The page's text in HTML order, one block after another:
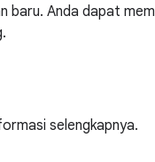
baru. Anda dapat
selengkapnya.